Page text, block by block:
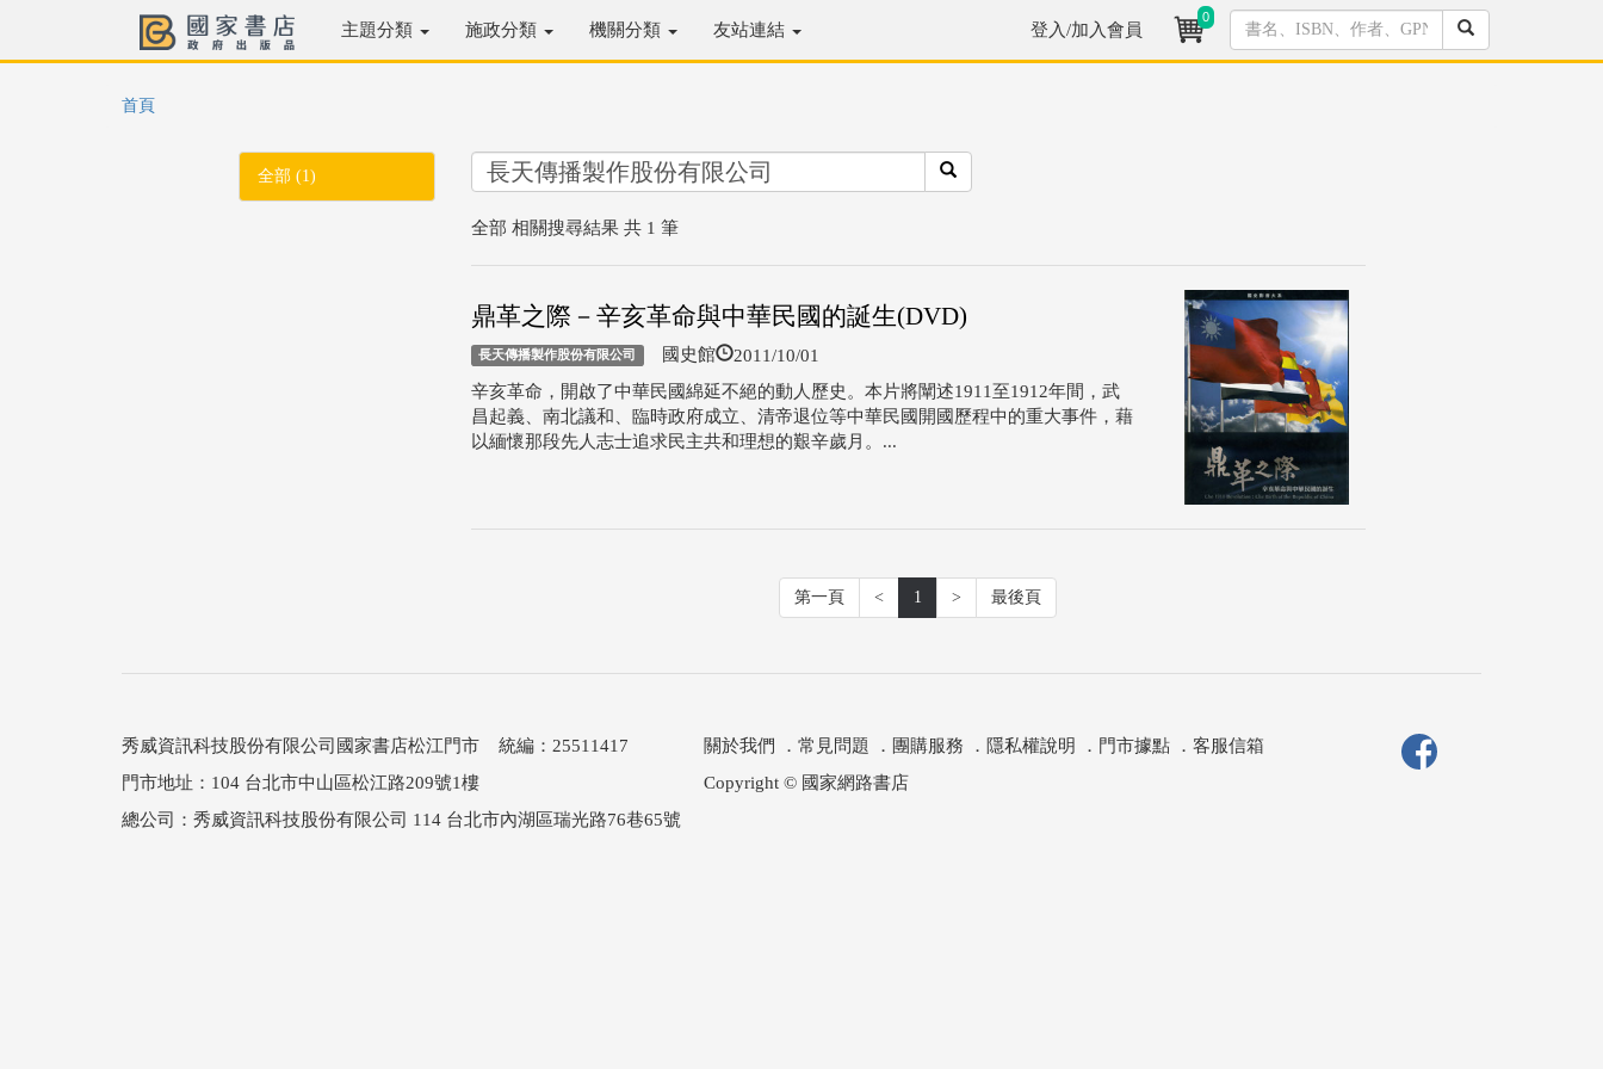
主題分類 施政分類 機關分類 友站連結 登入/加入會員
0
首頁
全部 (1)
全部 相關搜尋結果 共 1 筆
鼎革之際－辛亥革命與中華民國的誕生(DVD)
長天傳播製作股份有限公司 國史館 2011/10/01
辛亥革命，開啟了中華民國綿延不絕的動人歷史。本片將闡述1911至1912年間，武
昌起義、南北議和、臨時政府成立、清帝退位等中華民國開國歷程中的重大事件，藉
以緬懷那段先人志士追求民主共和理想的艱辛歲月。...
第一頁 < 1 > 最後頁
秀威資訊科技股份有限公司國家書店松江門市 統編：25511417
門市地址：104 台北市中山區松江路209號1樓
關於我們 ． 常見問題 ． 團購服務 ． 隱私權說明 ． 門市據點． 客服信箱
Copyright © 國家網路書店
總公司：秀威資訊科技股份有限公司 114 台北市內湖區瑞光路76巷65號